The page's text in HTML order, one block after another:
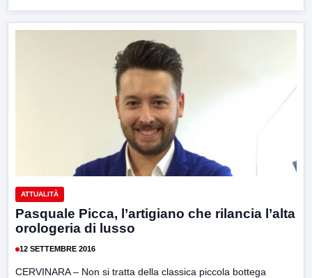
ATTUALITÀ
Pasquale Picca, l’artigiano che rilancia l’alta
orologeria di lusso
12 SETTEMBRE 2016
CERVINARA – Non si tratta della classica piccola bottega